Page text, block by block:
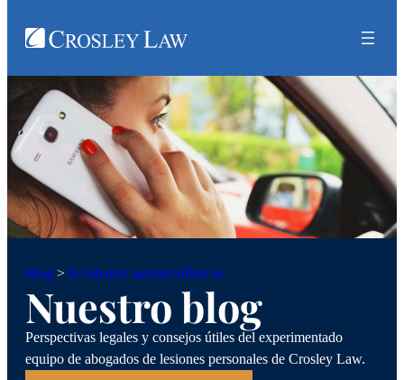
Blog >Accidentes automovilísticos
Nuestro blog
Perspectivas legales y consejos útiles del experimentado
equipo de abogados de lesiones personales de Crosley Law.